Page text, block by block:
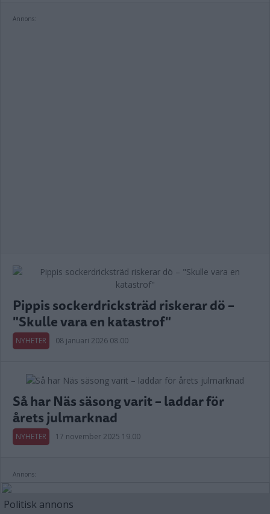
Annons:
Pippis sockerdricksträd riskerar dö –
"Skulle vara en katastrof"
NYHETER 08 januari 2026 08.00
Så har Näs säsong varit – laddar för
årets julmarknad
NYHETER 17 november 2025 19.00
Annons:
Politisk annons